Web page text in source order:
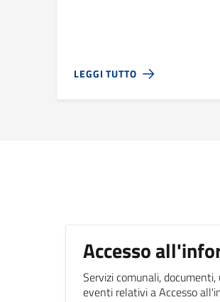
LEGGI TUTTO
Accesso
Servizi comunali,
eventi relativi a Accesso